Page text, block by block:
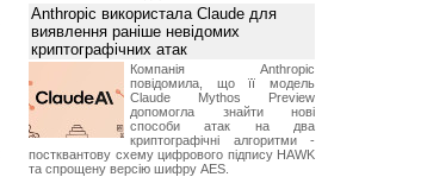
Anthropic використала Claude для
виявлення раніше невідомих
криптографічних атак
Компанія Anthropic
повідомила, що її модель
Claude Mythos Preview
допомогла знайти нові
способи атак на два
криптографічні алгоритми -
постквантову схему цифрового підпису HAWK
та спрощену версію шифру AES.